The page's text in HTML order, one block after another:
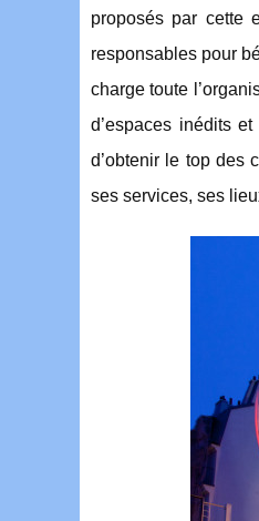
proposés par cette
responsables pour
charge toute
d’espaces inédits
d’obtenir le top des
ses services, ses